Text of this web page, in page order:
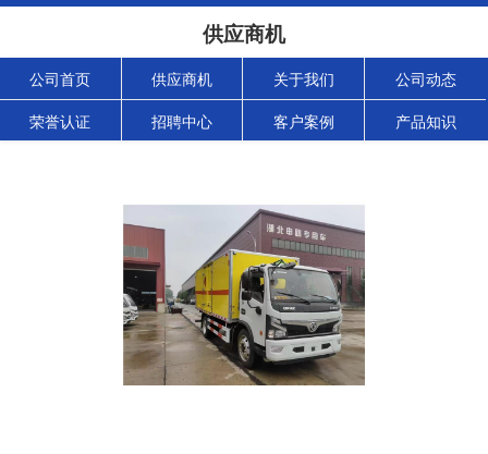
供应商机
公司首页 供应商机 关于我们 公司动态
荣誉认证 招聘中心 客户案例 产品知识